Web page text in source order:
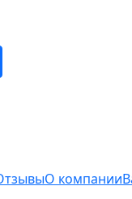
О компании